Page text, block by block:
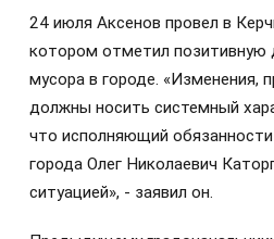
24 июля Аксенов провел в
котором отметил позитивную
мусора в городе. «Изменения,
должны носить системный
что исполняющий
города Олег Николаевич
ситуацией», - заявил он.